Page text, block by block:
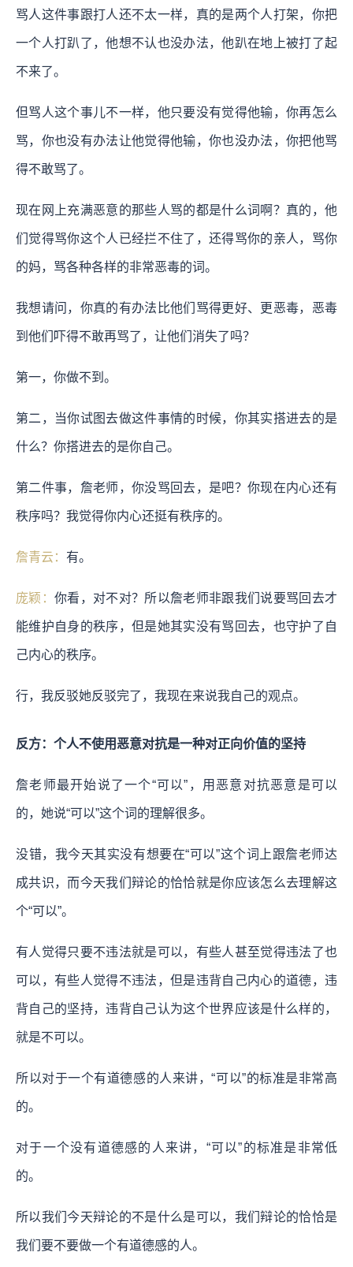
骂人这件事跟打人还不太一样，真的是两个人打架，你把
一个人打趴了，他想不认也没办法，他趴在地上被打了起
不来了。
但骂人这个事儿不一样，他只要没有觉得他输，你再怎么
骂，你也没有办法让他觉得他输，你也没办法，你把他骂
得不敢骂了。
现在网上充满恶意的那些人骂的都是什么词啊？真的，他
们觉得骂你这个人已经拦不住了，还得骂你的亲人，骂你
的妈，骂各种各样的非常恶毒的词。
我想请问，你真的有办法比他们骂得更好、更恶毒，恶毒
到他们吓得不敢再骂了，让他们消失了吗？
第一，你做不到。
第二，当你试图去做这件事情的时候，你其实搭进去的是
什么？你搭进去的是你自己。
第二件事，詹老师，你没骂回去，是吧？你现在内心还有
秩序吗？我觉得你内心还挺有秩序的。
詹青云： 有。
庞颖： 你看，对不对？所以詹老师非跟我们说要骂回去才
能维护自身的秩序，但是她其实没有骂回去，也守护了自
己内心的秩序。
行，我反驳她反驳完了，我现在来说我自己的观点。
反方：个人不使用恶意对抗是一种对正向价值的坚持
詹老师最开始说了一个“可以”，用恶意对抗恶意是可以
的，她说“可以”这个词的理解很多。
没错，我今天其实没有想要在“可以”这个词上跟詹老师达
成共识，而今天我们辩论的恰恰就是你应该怎么去理解这
个“可以”。
有人觉得只要不违法就是可以，有些人甚至觉得违法了也
可以，有些人觉得不违法，但是违背自己内心的道德，违
背自己的坚持，违背自己认为这个世界应该是什么样的，
就是不可以。
所以对于一个有道德感的人来讲，“可以”的标准是非常高
的。
对于一个没有道德感的人来讲，“可以”的标准是非常低
的。
所以我们今天辩论的不是什么是可以，我们辩论的恰恰是
我们要不要做一个有道德感的人。